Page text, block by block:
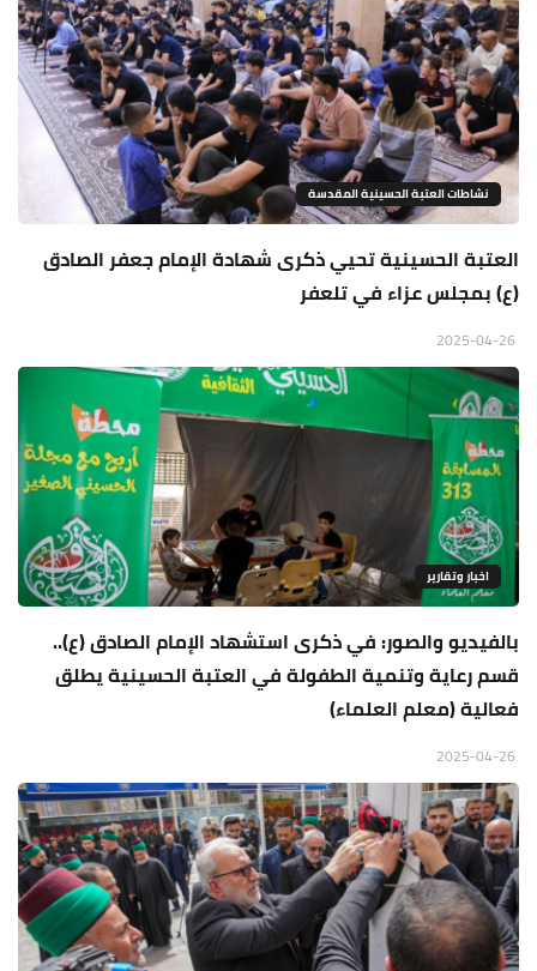
نشاطات العتبة الحسينية المقدسة
العتبة الحسينية تحيي ذكرى شهادة الإمام جعفر الصادق
(ع) بمجلس عزاء في تلعفر
اخبار وتقارير
بالفيديو والصور: في ذكرى استشهاد الإمام الصادق (ع)..
قسم رعاية وتنمية الطفولة في العتبة الحسينية يطلق
فعالية (معلم العلماء)